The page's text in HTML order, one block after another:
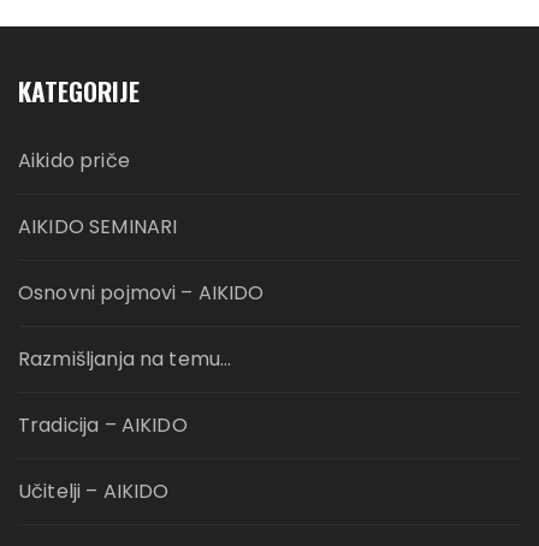
KATEGORIJE
Aikido priče
AIKIDO SEMINARI
Osnovni pojmovi – AIKIDO
Razmišljanja na temu…
Tradicija – AIKIDO
Učitelji – AIKIDO